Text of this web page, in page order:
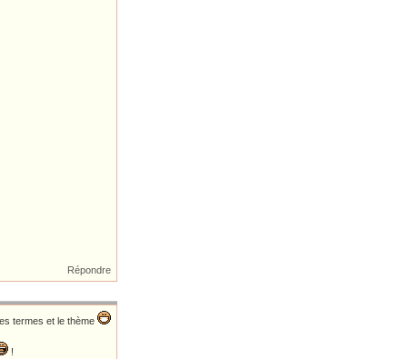
Répondre
termes et le thème
!